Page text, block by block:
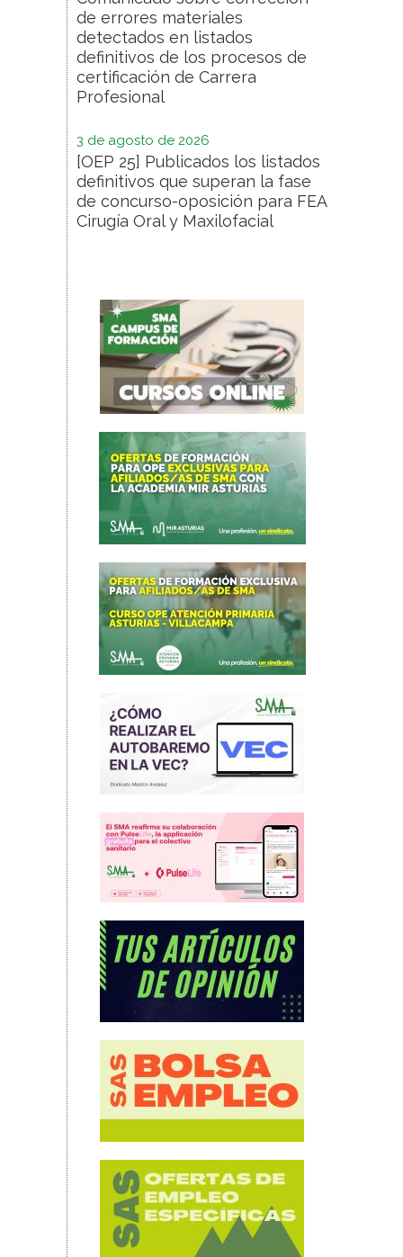
de errores materiales
detectados en listados
definitivos de los procesos de
certificación de Carrera
Profesional
3 de agosto de 2026
[OEP 25] Publicados los listados
definitivos que superan la fase
de concurso-oposición para FEA
Cirugía Oral y Maxilofacial